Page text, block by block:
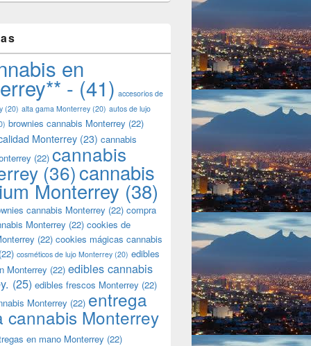
en
- (41) accesorios de
(20) alta gama Monterrey (20) autos de lujo
brownies cannabis Monterrey (22)
Monterrey (23) cannabis
(22) cannabis
(36)cannabis
Monterrey (38)
cannabis Monterrey (22) compra
Monterrey (22) cookies de
(22) cookies mágicas cannabis
(22) cosméticos de lujo Monterrey (20) edibles
Monterrey (22) edibles cannabis
(25) edibles frescos Monterrey (22)
Monterrey (22) entrega
cannabis Monterrey
en mano Monterrey (22)